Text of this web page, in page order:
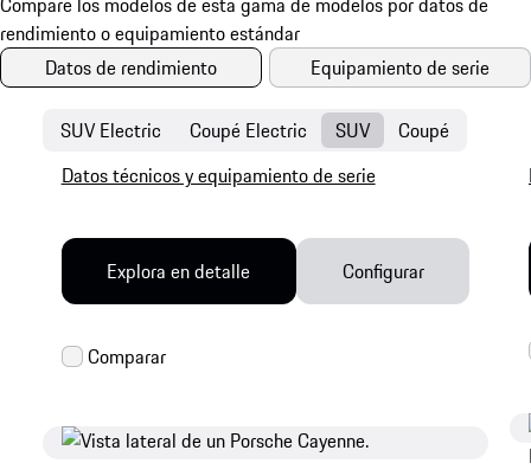
Datos de rendimiento Equipamiento de serie
SUV Electric Coupé Electric SUV Coupé
Datos técnicos y equipamiento de serie
Explora en detalle Configurar